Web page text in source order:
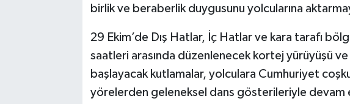
birlik ve beraberlik duygusunu yolcularına
29 Ekim’de Dış Hatlar, İç Hatlar ve kara tarafı
saatleri arasında düzenlenecek kortej yürüyüşü
başlayacak kutlamalar, yolculara Cumhuriyet
yörelerden geleneksel dans gösterileriyle devam